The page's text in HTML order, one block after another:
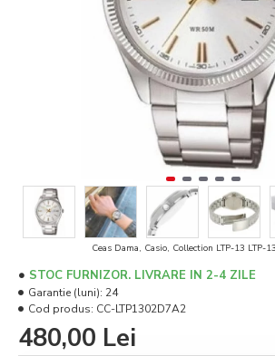
Ceas Dama, Casio, Collection LTP-13 LTP-
480,00 Lei
STOC FURNIZOR. LIVRARE IN 2-4 ZILE
Garantie (luni): 24
Cod produs: CC-LTP1302D7A2